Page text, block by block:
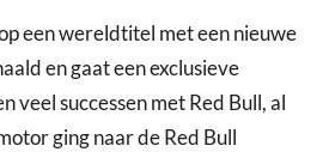
een wereldtitel met een nieuwe
en gaat een exclusieve
veel successen met Red Bull, al
ging naar de Red Bull